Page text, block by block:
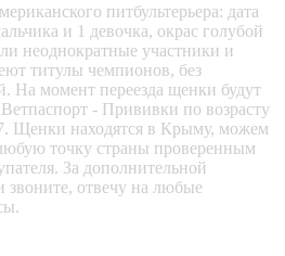
питбультерьера: дата
и 1 девочка, окрас голубой
неоднократные участники и
титулы чемпионов, без
На момент переезда щенки будут
- Прививки по возрасту
Щенки находятся в Крыму, можем
точку страны проверенным
За дополнительной
отвечу на любые